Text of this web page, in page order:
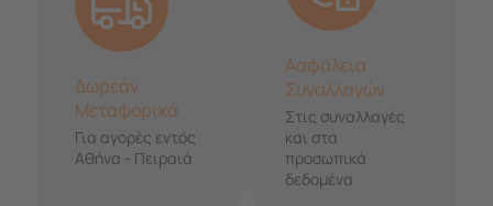
Δωρεάν
Μεταφορικά
Για αγορές εντός
Αθήνα - Πειραιά
Ασφάλεια
Συναλλαγών
Στις συναλλαγές
και στα
προσωπικά
δεδομένα